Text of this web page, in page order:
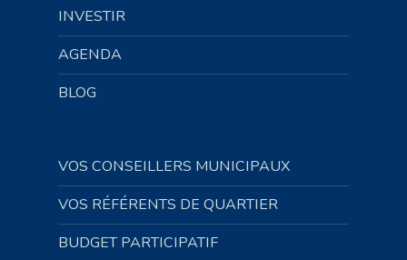
INVESTIR
AGENDA
BLOG
VOS CONSEILLERS MUNICIPAUX
VOS RÉFÉRENTS DE QUARTIER
BUDGET PARTICIPATIF